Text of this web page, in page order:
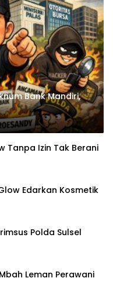
Bank Mandiri,
Tanpa Izin Tak Berani
Edarkan Kosmetik
Polda Sulsel
Leman Perawani